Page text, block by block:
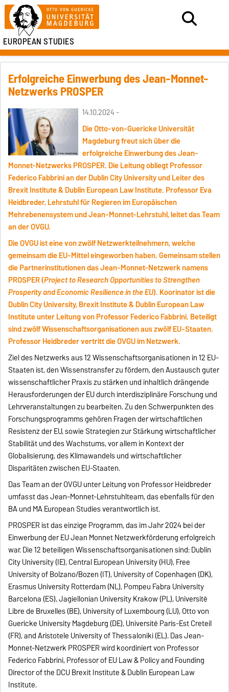
EUROPEAN STUDIES
Erfolgreiche Einwerbung des Jean-Monnet-
Netzwerks PROSPER
14.10.2024 -
Die Otto-von-Guericke Universität
Magdeburg freut sich über die
erfolgreiche Einwerbung des Jean-
Monnet-Netzwerks PROSPER. Die Leitung obliegt Professor
Federico Fabbrini an der Dublin City University und Leiter des
Brexit Institute & Dublin European Law Institute. Professor Eva
Heidbreder, Lehrstuhl für Regieren im Europäischen
Mehrebenensystem und Jean-Monnet-Lehrstuhl, leitet das Team
an der OVGU.
Die OVGU ist eine von zwölf Netzwerkteilnehmern, welche
gemeinsam die EU-Mittel eingeworben haben.Gemeinsam stellen
die Partnerinstitutionen das Jean-Monnet-Netzwerk namens
PROSPER (Project to Research Opportunities to Strengthen
Prosperity and Economic Resilience in the EU). Koorinator ist die
Dublin City University, Brexit Institute & Dublin European Law
Institute unter Leitung von Professor Federico Fabbrini. Beteiligt
sind zwölf Wissenschaftsorganisationen aus zwölf EU-Staaten.
Professor Heidbreder vertritt die OVGU im Netzwerk.
Ziel des Netzwerks aus 12 Wissenschaftsorganisationen in 12 EU-
Staaten ist, den Wissenstransfer zu fördern, den Austausch guter
wissenschaftlicher Praxis zu stärken und inhaltlich drängende
Herausforderungen der EU durch interdisziplinäre Forschung und
Lehrveranstaltungen zu bearbeiten. Zu den Schwerpunkten des
Forschungsprogramms gehören Fragen der wirtschaftlichen
Resistenz der EU, sowie Strategien zur Stärkung wirtschaftlicher
Stabilität und des Wachstums, vor allem in Kontext der
Globalisierung, des Klimawandels und wirtschaftlicher
Disparitäten zwischen EU-Staaten.
Das Team an der OVGU unter Leitung von Professor Heidbreder
umfasst das Jean-Monnet-Lehrstuhlteam, das ebenfalls für den
BA und MA European Studies verantwortlich ist.
PROSPER ist das einzige Programm, das im Jahr 2024 bei der
Einwerbung der EU Jean Monnet Netzwerkförderung erfolgreich
war. Die 12 beteiligen Wissenschaftsorganisationen sind: Dublin
City University (IE), Central European University (HU), Free
University of Bolzano/Bozen (IT), University of Copenhagen (DK),
Erasmus University Rotterdam (NL), Pompeu Fabra University
Barcelona (ES), Jagiellonian University Krakow (PL), Universitè
Libre de Bruxelles (BE), University of Luxembourg (LU), Otto von
Guericke University Magdeburg (DE), Université Paris-Est Creteil
(FR), and Aristotele University of Thessaloniki (EL). Das Jean-
Monnet-Netzwerk PROSPER wird koordiniert von Professor
Federico Fabbrini, Professor of EU Law & Policy and Founding
Director of the DCU Brexit Institute & Dublin European Law
Institute.